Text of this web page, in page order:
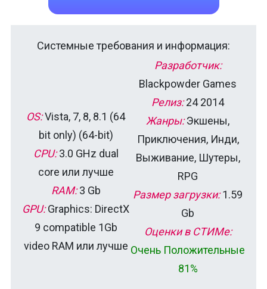
Системные требования и информация:
OS:Vista, 7, 8, 8.1 (64
bit only) (64-bit)
CPU:3.0 GHz dual
core или лучше
RAM:3 Gb
GPU:Graphics: DirectX
9 compatible 1Gb
video RAM или лучше
Разработчик:
Blackpowder Games
Релиз:24 2014
Жанры:Экшены,
Приключения, Инди,
Выживание, Шутеры,
RPG
Размер загрузки:1.59
Gb
Оценки в СТИМе:
Очень Положительные
81%